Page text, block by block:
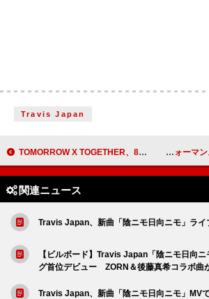
Travis Japan
TOMORROW X TOGETHER、8thミニアルバムのプロモーションスケジュールを公開 miwa、桜への想いを乗せた
関連ニュース
Travis Japan、新曲「陰ニモ日向ニモ」ライ
【ビルボード】Travis Japan「陰ニモ日向
グ首位デビュー ZORN＆後藤真希コラボ曲
Travis Japan、新曲「陰ニモ日向ニモ」MV